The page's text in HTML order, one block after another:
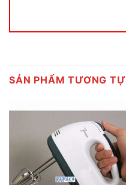
SẢN PHẨM TƯƠNG TỰ